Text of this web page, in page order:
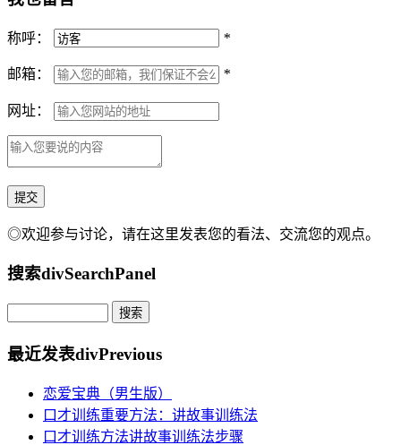
称呼： *
邮箱： *
网址：
◎欢迎参与讨论，请在这里发表您的看法、交流您的观点。
搜索divSearchPanel
最近发表divPrevious
恋爱宝典（男生版）
口才训练重要方法：讲故事训练法
口才训练方法讲故事训练法步骤